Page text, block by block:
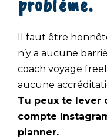
Il faut être
n’y a aucune
coach voyage
aucune
Tu peux te lever
compte
planner.